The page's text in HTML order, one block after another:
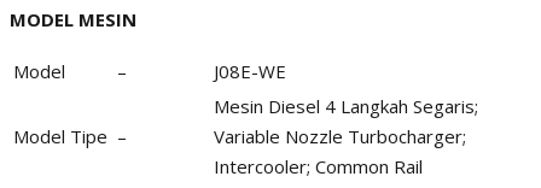
MODEL MESIN
Model – J08E-WE
Model Tipe –
Mesin Diesel 4 Langkah Segaris;
Variable Nozzle Turbocharger;
Intercooler; Common Rail